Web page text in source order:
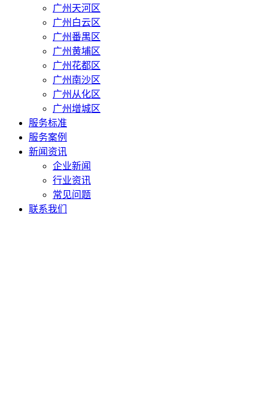
广州天河区
广州白云区
广州番禺区
广州黄埔区
广州花都区
广州南沙区
广州从化区
广州增城区
服务标准
服务案例
新闻资讯
企业新闻
行业资讯
常见问题
联系我们